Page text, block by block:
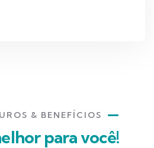
& BENEFÍCIOS
para você!